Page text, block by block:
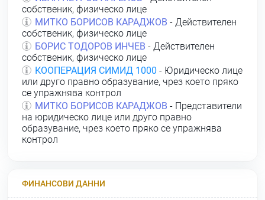
собственик, физическо лице
МИТКО БОРИСОВ КАРАДЖОВ - Действителен
собственик, физическо лице
БОРИС ТОДОРОВ ИНЧЕВ - Действителен
собственик, физическо лице
КООПЕРАЦИЯ СИМИД 1000 - Юридическо лице
или друго правно образувание, чрез което пряко
се упражнява контрол
МИТКО БОРИСОВ КАРАДЖОВ - Представители
на юридическо лице или друго правно
образувание, чрез което пряко се упражнява
контрол
ФИНАНСОВИ ДАННИ